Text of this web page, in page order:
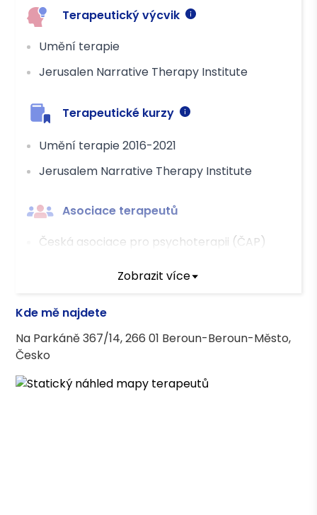
Terapeutický výcvik
Umění terapie
Jerusalen Narrative Therapy Institute
Terapeutické kurzy
Umění terapie 2016-2021
Jerusalem Narrative Therapy Institute
Asociace terapeutů
Česká asociace pro psychoterapii (ČAP)
Vysoká škola ekonomická
Zobrazit více
Kde mě najdete
Na Parkáně 367/14, 266 01 Beroun-Beroun-Město,
Česko